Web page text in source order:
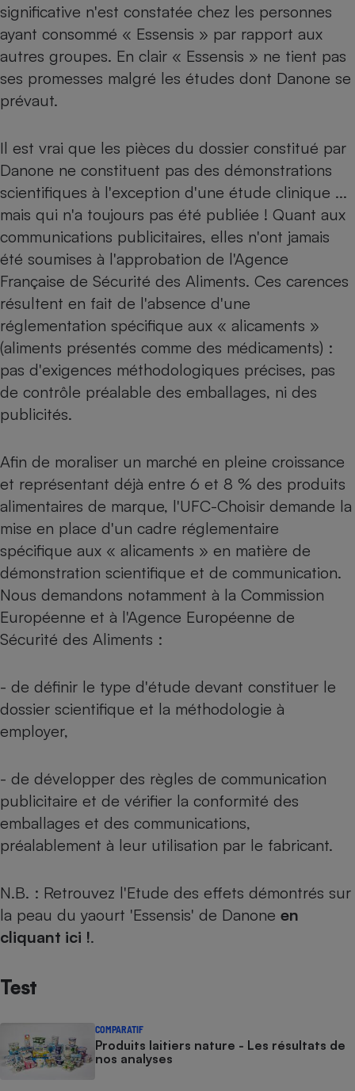
significative n'est constatée chez les personnes
ayant consommé « Essensis » par rapport aux
autres groupes. En clair « Essensis » ne tient pas
ses promesses malgré les études dont Danone se
prévaut.
Il est vrai que les pièces du dossier constitué par
Danone ne constituent pas des démonstrations
scientifiques à l'exception d'une étude clinique ...
mais qui n'a toujours pas été publiée ! Quant aux
communications publicitaires, elles n'ont jamais
été soumises à l'approbation de l'Agence
Française de Sécurité des Aliments. Ces carences
résultent en fait de l'absence d'une
réglementation spécifique aux « alicaments »
(aliments présentés comme des médicaments) :
pas d'exigences méthodologiques précises, pas
de contrôle préalable des emballages, ni des
publicités.
Afin de moraliser un marché en pleine croissance
et représentant déjà entre 6 et 8 % des produits
alimentaires de marque, l'UFC-Choisir demande la
mise en place d'un cadre réglementaire
spécifique aux « alicaments » en matière de
démonstration scientifique et de communication.
Nous demandons notamment à la Commission
Européenne et à l'Agence Européenne de
Sécurité des Aliments :
- de définir le type d'étude devant constituer le
dossier scientifique et la méthodologie à
employer,
- de développer des règles de communication
publicitaire et de vérifier la conformité des
emballages et des communications,
préalablement à leur utilisation par le fabricant.
N.B. : Retrouvez l'Etude des effets démontrés sur
la peau du yaourt 'Essensis' de Danone en
cliquant ici !.
Test
COMPARATIF
Produits laitiers nature - Les résultats de
nos analyses
Plaque de cuisson à
induction
Climatiseur -
Ventilateur
Robot ménager
Téléphone mobile -
Smartphone
Antivirus
Climatiseur -
Ventilateur